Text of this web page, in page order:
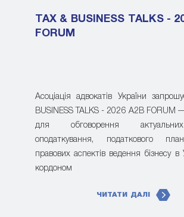
TAX & BUSINESS TALKS -
FORUM
Асоціація адвокатів України
BUSINESS TALKS - 2026 A2B FORUM
для обговорення
оподаткування, податкового
правових аспектів ведення бізнесу в
кордоном
ЧИТАТИ ДАЛІ